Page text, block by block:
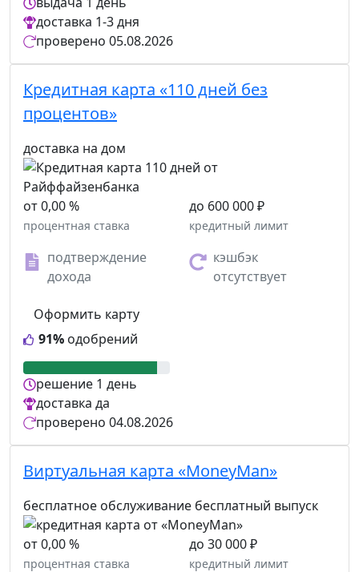
доставка 1-3 дня
проверено 05.08.2026
Кредитная карта «110 дней без
процентов»
доставка на дом
от 0,00 %
процентная ставка
до 600 000 ₽
кредитный лимит
подтверждение
дохода
кэшбэк
отсутствует
91% одобрений
Оформить карту
решение 1 день
доставка да
проверено 04.08.2026
Виртуальная карта «MoneyMan»
бесплатное обслуживание бесплатный выпуск
от 0,00 %
процентная ставка
до 30 000 ₽
кредитный лимит